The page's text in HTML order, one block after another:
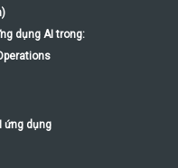
dụng AI trong:
ứng dụng